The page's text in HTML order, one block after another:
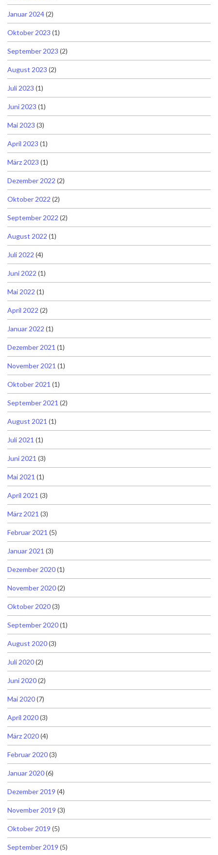
Januar 2024(2)
Oktober 2023 (1)
September 2023 (2)
August 2023 (2)
Juli 2023 (1)
Juni 2023 (1)
Mai 2023 (3)
April 2023 (1)
März 2023 (1)
Dezember 2022 (2)
Oktober 2022 (2)
September 2022 (2)
August 2022 (1)
Juli 2022 (4)
Juni 2022 (1)
Mai 2022 (1)
April 2022 (2)
Januar 2022 (1)
Dezember 2021 (1)
November 2021 (1)
Oktober 2021 (1)
September 2021 (2)
August 2021 (1)
Juli 2021 (1)
Juni 2021 (3)
Mai 2021 (1)
April 2021 (3)
März 2021 (3)
Februar 2021 (5)
Januar 2021 (3)
Dezember 2020(1)
November 2020(2)
Oktober 2020(3)
September 2020(1)
August 2020(3)
Juli 2020(2)
Juni 2020(2)
Mai 2020(7)
April 2020(3)
März 2020(4)
Februar 2020(3)
Januar 2020(6)
Dezember 2019 (4)
November 2019 (3)
Oktober 2019 (5)
September 2019 (5)